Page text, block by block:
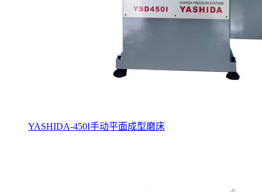
YASHIDA-450I手动平面成型磨床